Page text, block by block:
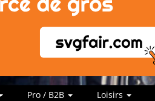
Pro / B2B Loisirs